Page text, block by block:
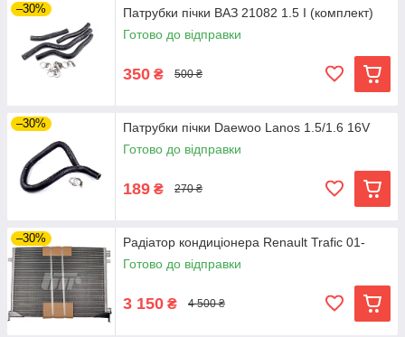
–30%
Патрубки пічки ВАЗ 21082 1.5 I (комплект)
Готово до відправки
350 ₴ 500 ₴
–30%
Патрубки пічки Daewoo Lanos 1.5/1.6 16V
Готово до відправки
189 ₴ 270 ₴
–30%
Радіатор кондиціонера Renault Trafic 01-
Готово до відправки
3 150 ₴ 4 500 ₴